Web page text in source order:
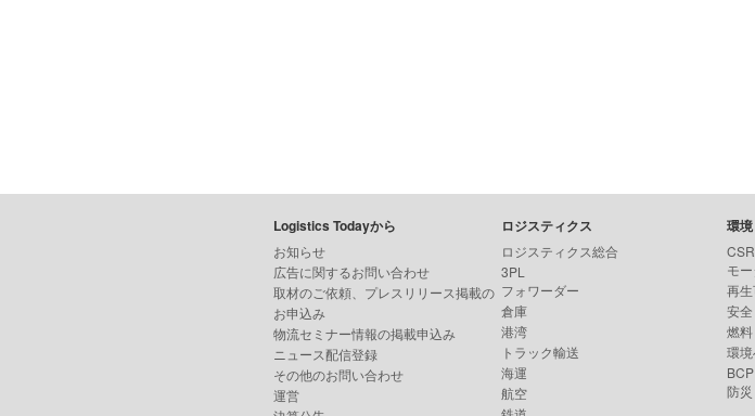
Logistics Todayから
お知らせ
広告に関するお問い合わせ
取材のご依頼、プレスリリース掲載の
お申込み
物流セミナー情報の掲載申込み
ニュース配信登録
その他のお問い合わせ
運営
ロジスティクス
ロジスティクス総合
3PL
フォワーダー
倉庫
港湾
トラック輸送
海運
航空
環
CSR
モ
再
安全
燃料
環
BCP
防